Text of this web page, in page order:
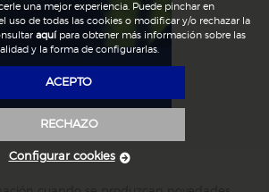
una mejor experiencia. Puede pinchar en
uso de todas las cookies o modificar y/o rechazar la
aquípara obtener más información sobre las
y la forma de configurarlas.
ACEPTO
RECHAZO
Configurar cookies